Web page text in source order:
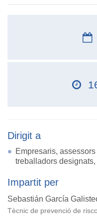
Dirigit a
Empresaris,
treballadors
Impartit per
Sebastián García
Tècnic de prevenció de